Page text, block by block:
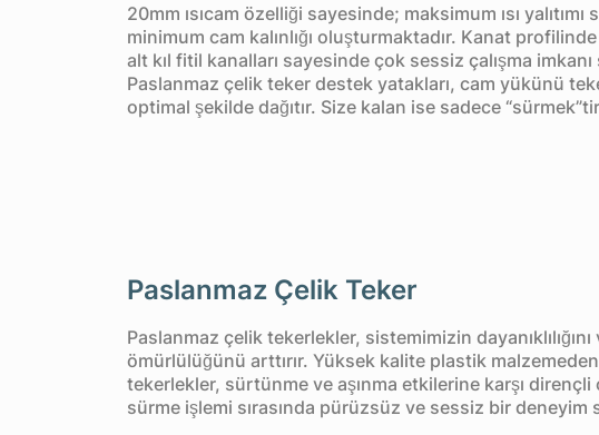
20mm ısıcam özelliği sayesinde; maksimum ısı yalıtımı
minimum cam kalınlığı oluşturmaktadır. Kanat
alt kıl fitil kanalları sayesinde çok sessiz çalışma imkanı
Paslanmaz çelik teker destek yatakları, cam yükünü
optimal şekilde dağıtır. Size kalan ise sadece
Paslanmaz Çelik Teker
Paslanmaz çelik tekerlekler, sistemimizin
ömürlülüğünü arttırır. Yüksek kalite plastik
tekerlekler, sürtünme ve aşınma etkilerine karşı
sürme işlemi sırasında pürüzsüz ve sessiz bir deneyim